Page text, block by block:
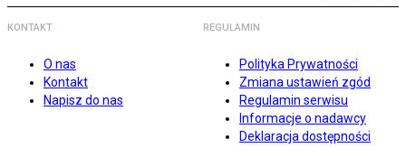
KONTAKT
O nas
Kontakt
Napisz do nas
REGULAMIN
Polityka Prywatności
Zmiana ustawień zgód
Regulamin serwisu
Informacje o nadawcy
Deklaracja dostępności